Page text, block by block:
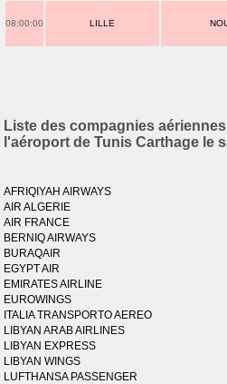
08:00:00 LILLE
Liste des compagnies
l'aéroport de Tunis Carthage le
AFRIQIYAH AIRWAYS
AIR ALGERIE
AIR FRANCE
BERNIQ AIRWAYS
BURAQAIR
EGYPT AIR
EMIRATES AIRLINE
EUROWINGS
ITALIA TRANSPORTO AEREO
LIBYAN ARAB AIRLINES
LIBYAN EXPRESS
LIBYAN WINGS
LUFTHANSA PASSENGER